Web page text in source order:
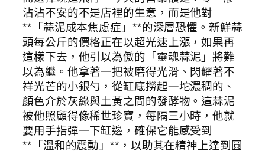
沾沾不安的不是店裡的生意，而是他對
**「蒜泥成本焦慮症」**的深層恐懼。新鮮蒜
頭每公斤的價格正在以超光速上漲，如果再
這樣下去，他引以為傲的「靈魂蒜泥」將難
以為繼。他拿著一把被磨得光滑、閃耀著不
祥光芒的小銀勺，從缸底撈起一坨濃稠的、
顏色介於灰綠與土黃之間的發酵物。這蒜泥
被他照顧得像稀世珍寶，每隔三小時，他就
要用手指彈一下缸邊，確保它能感受到
**「溫和的震動」**，以助其在精神上達到圓